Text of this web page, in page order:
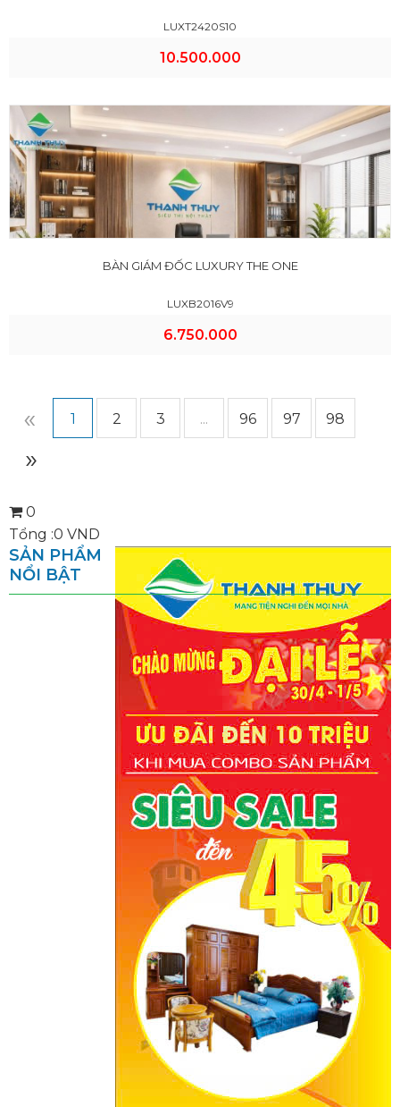
LUXT2420S10
10.500.000
BÀN GIÁM ĐỐC LUXURY THE ONE
LUXB2016V9
6.750.000
« 1 2 3 ... 96 97 98
»
0
Tổng :0 VND
SẢN PHẨM
NỔI BẬT